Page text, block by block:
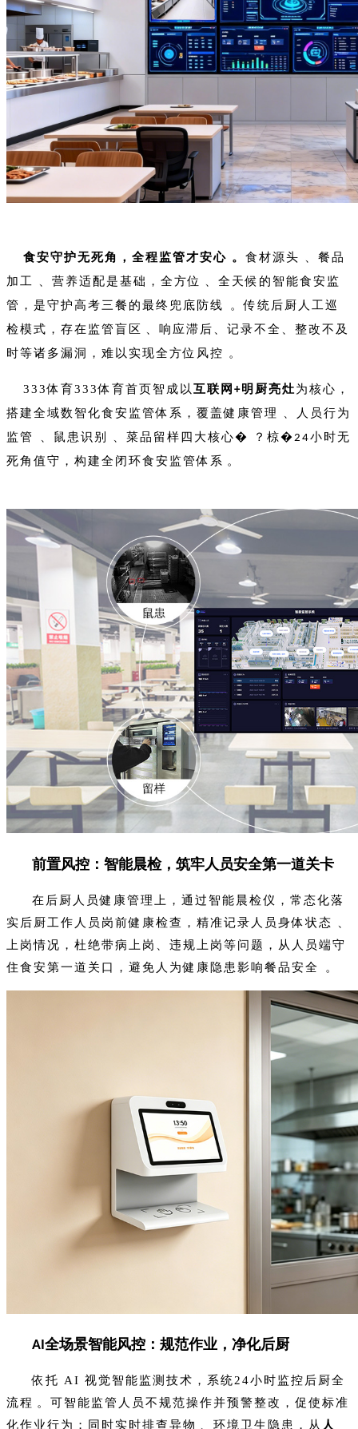
食安守护无死角，全程监管才安心。 食材源头、餐品
加工、营养适配是基础，全方位、全天候的智能食安监
管，是守护高考三餐的最终兜底防线。传统后厨人工巡
检模式，存在监管盲区、响应滞后、记录不全、整改不及
时等诸多漏洞，难以实现全方位风控。
333体育333体育首页智成以 互联网 +明厨亮灶为核心，
搭建全域数智化食安监管体系，覆盖健康管理、人员行为
监管、鼠患识别、菜品留样四大核心�？椋�24小时无
死角值守，构建全闭环食安监管体系。
前置风控：智能晨检，筑牢人员安全第一道关卡
在后厨人员健康管理上，通过智能晨检仪，常态化落
实后厨工作人员岗前健康检查，精准记录人员身体状态、
上岗情况，杜绝带病上岗、违规上岗等问题，从人员端守
住食安第一道关口，避免人为健康隐患影响餐品安全。
AI全场景智能风控：规范作业，净化后厨
依托 AI 视觉智能监测技术，系统24小时监控后厨全
流程。可智能监管人员不规范操作并预警整改，促使标准
化作业行为；同时实时排查异物、环境卫生隐患，从 人